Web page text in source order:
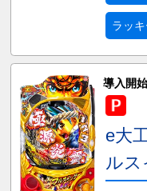
ラッ
導入開
e大
ルス